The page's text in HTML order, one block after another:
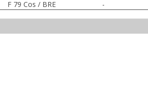
F 79 Cos / BRE -